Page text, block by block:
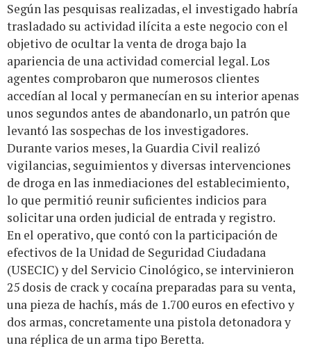
Según las pesquisas realizadas, el investigado habría
trasladado su actividad ilícita a este negocio con el
objetivo de ocultar la venta de droga bajo la
apariencia de una actividad comercial legal. Los
agentes comprobaron que numerosos clientes
accedían al local y permanecían en su interior apenas
unos segundos antes de abandonarlo, un patrón que
levantó las sospechas de los investigadores.
Durante varios meses, la Guardia Civil realizó
vigilancias, seguimientos y diversas intervenciones
de droga en las inmediaciones del establecimiento,
lo que permitió reunir suficientes indicios para
solicitar una orden judicial de entrada y registro.
En el operativo, que contó con la participación de
efectivos de la Unidad de Seguridad Ciudadana
(USECIC) y del Servicio Cinológico, se intervinieron
25 dosis de crack y cocaína preparadas para su venta,
una pieza de hachís, más de 1.700 euros en efectivo y
dos armas, concretamente una pistola detonadora y
una réplica de un arma tipo Beretta.